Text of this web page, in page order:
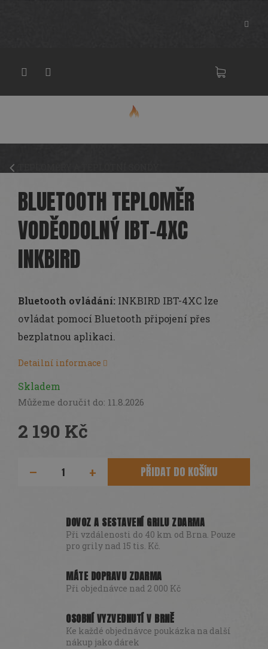
BLUETOOTH TEPLOMĚR
VODĚODOLNÝ IBT-4XC
INKBIRD
2 190 Kč
Skladem
Můžeme doručit do: 11.8.2026
PŘIDAT DO KOŠÍKU
Bluetooth ovládání: INKBIRD IBT-4XC lze
ovládat pomocí Bluetooth připojení přes
bezplatnou aplikaci.
Detailní informace
DOVOZ A SESTAVENÍ GRILU ZDARMA
Při vzdálenosti do 40 km od Brna. Pouze
pro grily nad 15 tis. Kč.
MÁTE DOPRAVU ZDARMA
Při objednávce nad 2 000 Kč
OSOBNÍ VYZVEDNUTÍ V BRNĚ
Ke každé objednávce poukázka na další
nákup jako dárek